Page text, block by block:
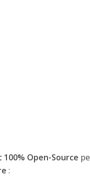
Open-Source
: